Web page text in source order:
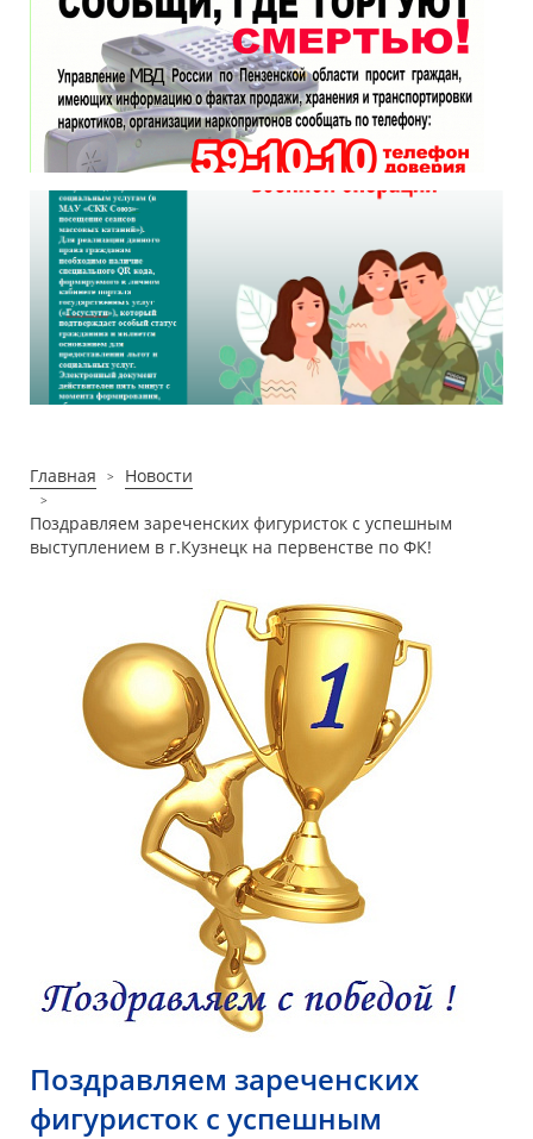
Главная Новости
Поздравляем зареченских фигуристок с успешным
выступлением в г.Кузнецк на первенстве по ФК!
Поздравляем зареченских
фигуристок с успешным